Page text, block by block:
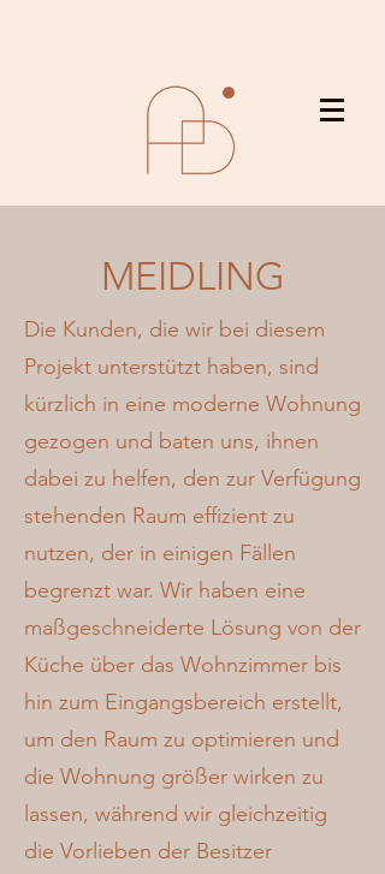
MEIDLING
Die Kunden, die wir bei diesem
Projekt unterstützt haben, sind
kürzlich in eine moderne Wohnung
gezogen und baten uns, ihnen
dabei zu helfen, den zur Verfügung
stehenden Raum effizient zu
nutzen, der in einigen Fällen
begrenzt war. Wir haben eine
maßgeschneiderte Lösung von der
Küche über das Wohnzimmer bis
hin zum Eingangsbereich erstellt,
um den Raum zu optimieren und
die Wohnung größer wirken zu
lassen, während wir gleichzeitig
die Vorlieben der Besitzer